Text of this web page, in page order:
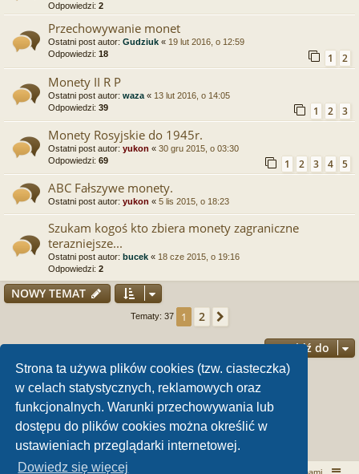
Strona ta używa plików cookies (tzw. ciasteczka)
w celach statystycznych, reklamowych oraz
funkcjonalnych. Warunki przechowywania lub
dostępu do plików cookies można określić w
ustawieniach przeglądarki internetowej.
Dowiedz się więcej
Odpowiedzi: 2
Przechowywanie monet
Ostatni post autor: Gudziuk « 19 lut 2016, o 12:59
Odpowiedzi: 18 1 2
Monety II R P
Ostatni post autor: waza « 13 lut 2016, o 14:05
Odpowiedzi: 39 1 2 3
Monety Rosyjskie do 1945r.
Ostatni post autor: yukon « 30 gru 2015, o 03:30
Odpowiedzi: 69 1 2 3 4 5
ABC Fałszywe monety.
Ostatni post autor: yukon « 5 lis 2015, o 18:23
Szukam kogoś kto zbiera monety zagraniczne
terazniejsze...
Ostatni post autor: bucek « 18 cze 2015, o 19:16
Odpowiedzi: 2
NOWY TEMAT
Tematy: 37 1 2
Przejdź do
Twoje uprawnienia na tym forum
Nie możesztworzyć nowych tematów
Nie możeszzmieniać swoich postów
Nie możesz
usuwać swoich postów
Nie możeszdodawać załączników